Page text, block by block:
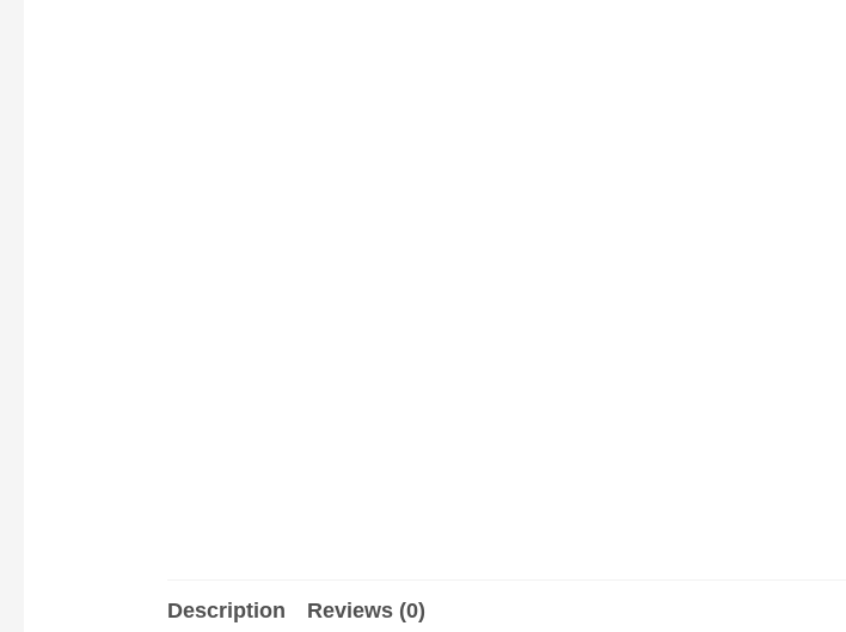
Description Reviews (0)